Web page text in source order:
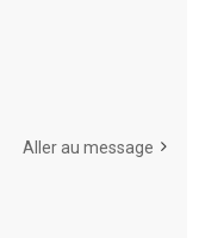
Aller au message